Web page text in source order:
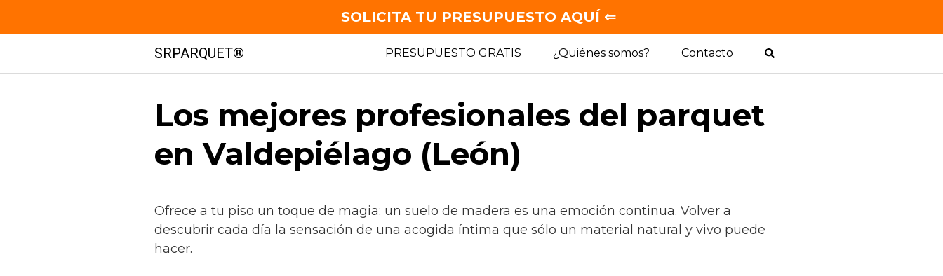
contenido
SRPARQUET® PRESUPUESTO GRATIS ¿Quiénes somos? Contacto
Los mejores profesionales del parquet
en Valdepiélago (León)
Ofrece a tu piso un toque de magia: un suelo de madera es una emoción continua. Volver a
descubrir cada día la sensación de una acogida íntima que sólo un material natural y vivo puede
hacer.
SOLICITA TU PRESUPUESTO AQUÍ ⇐